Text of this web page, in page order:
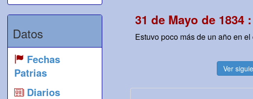
Datos
Fechas
Patrias
Diarios
31 de Mayo de 1834 :
Estuvo poco más de un año en
Ver